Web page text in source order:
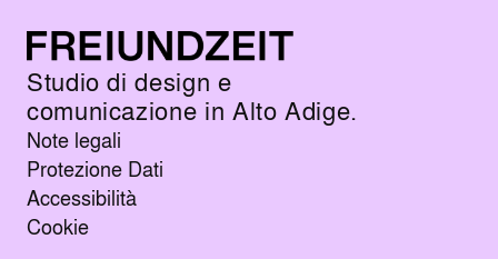
Studio di design e
comunicazione in Alto Adige.
Note legali
Protezione Dati
Accessibilità
Cookie